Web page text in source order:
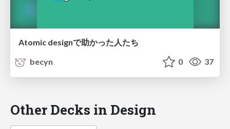
Atomic designで助かった人たち
becyn
0 37
Other Decks in Design